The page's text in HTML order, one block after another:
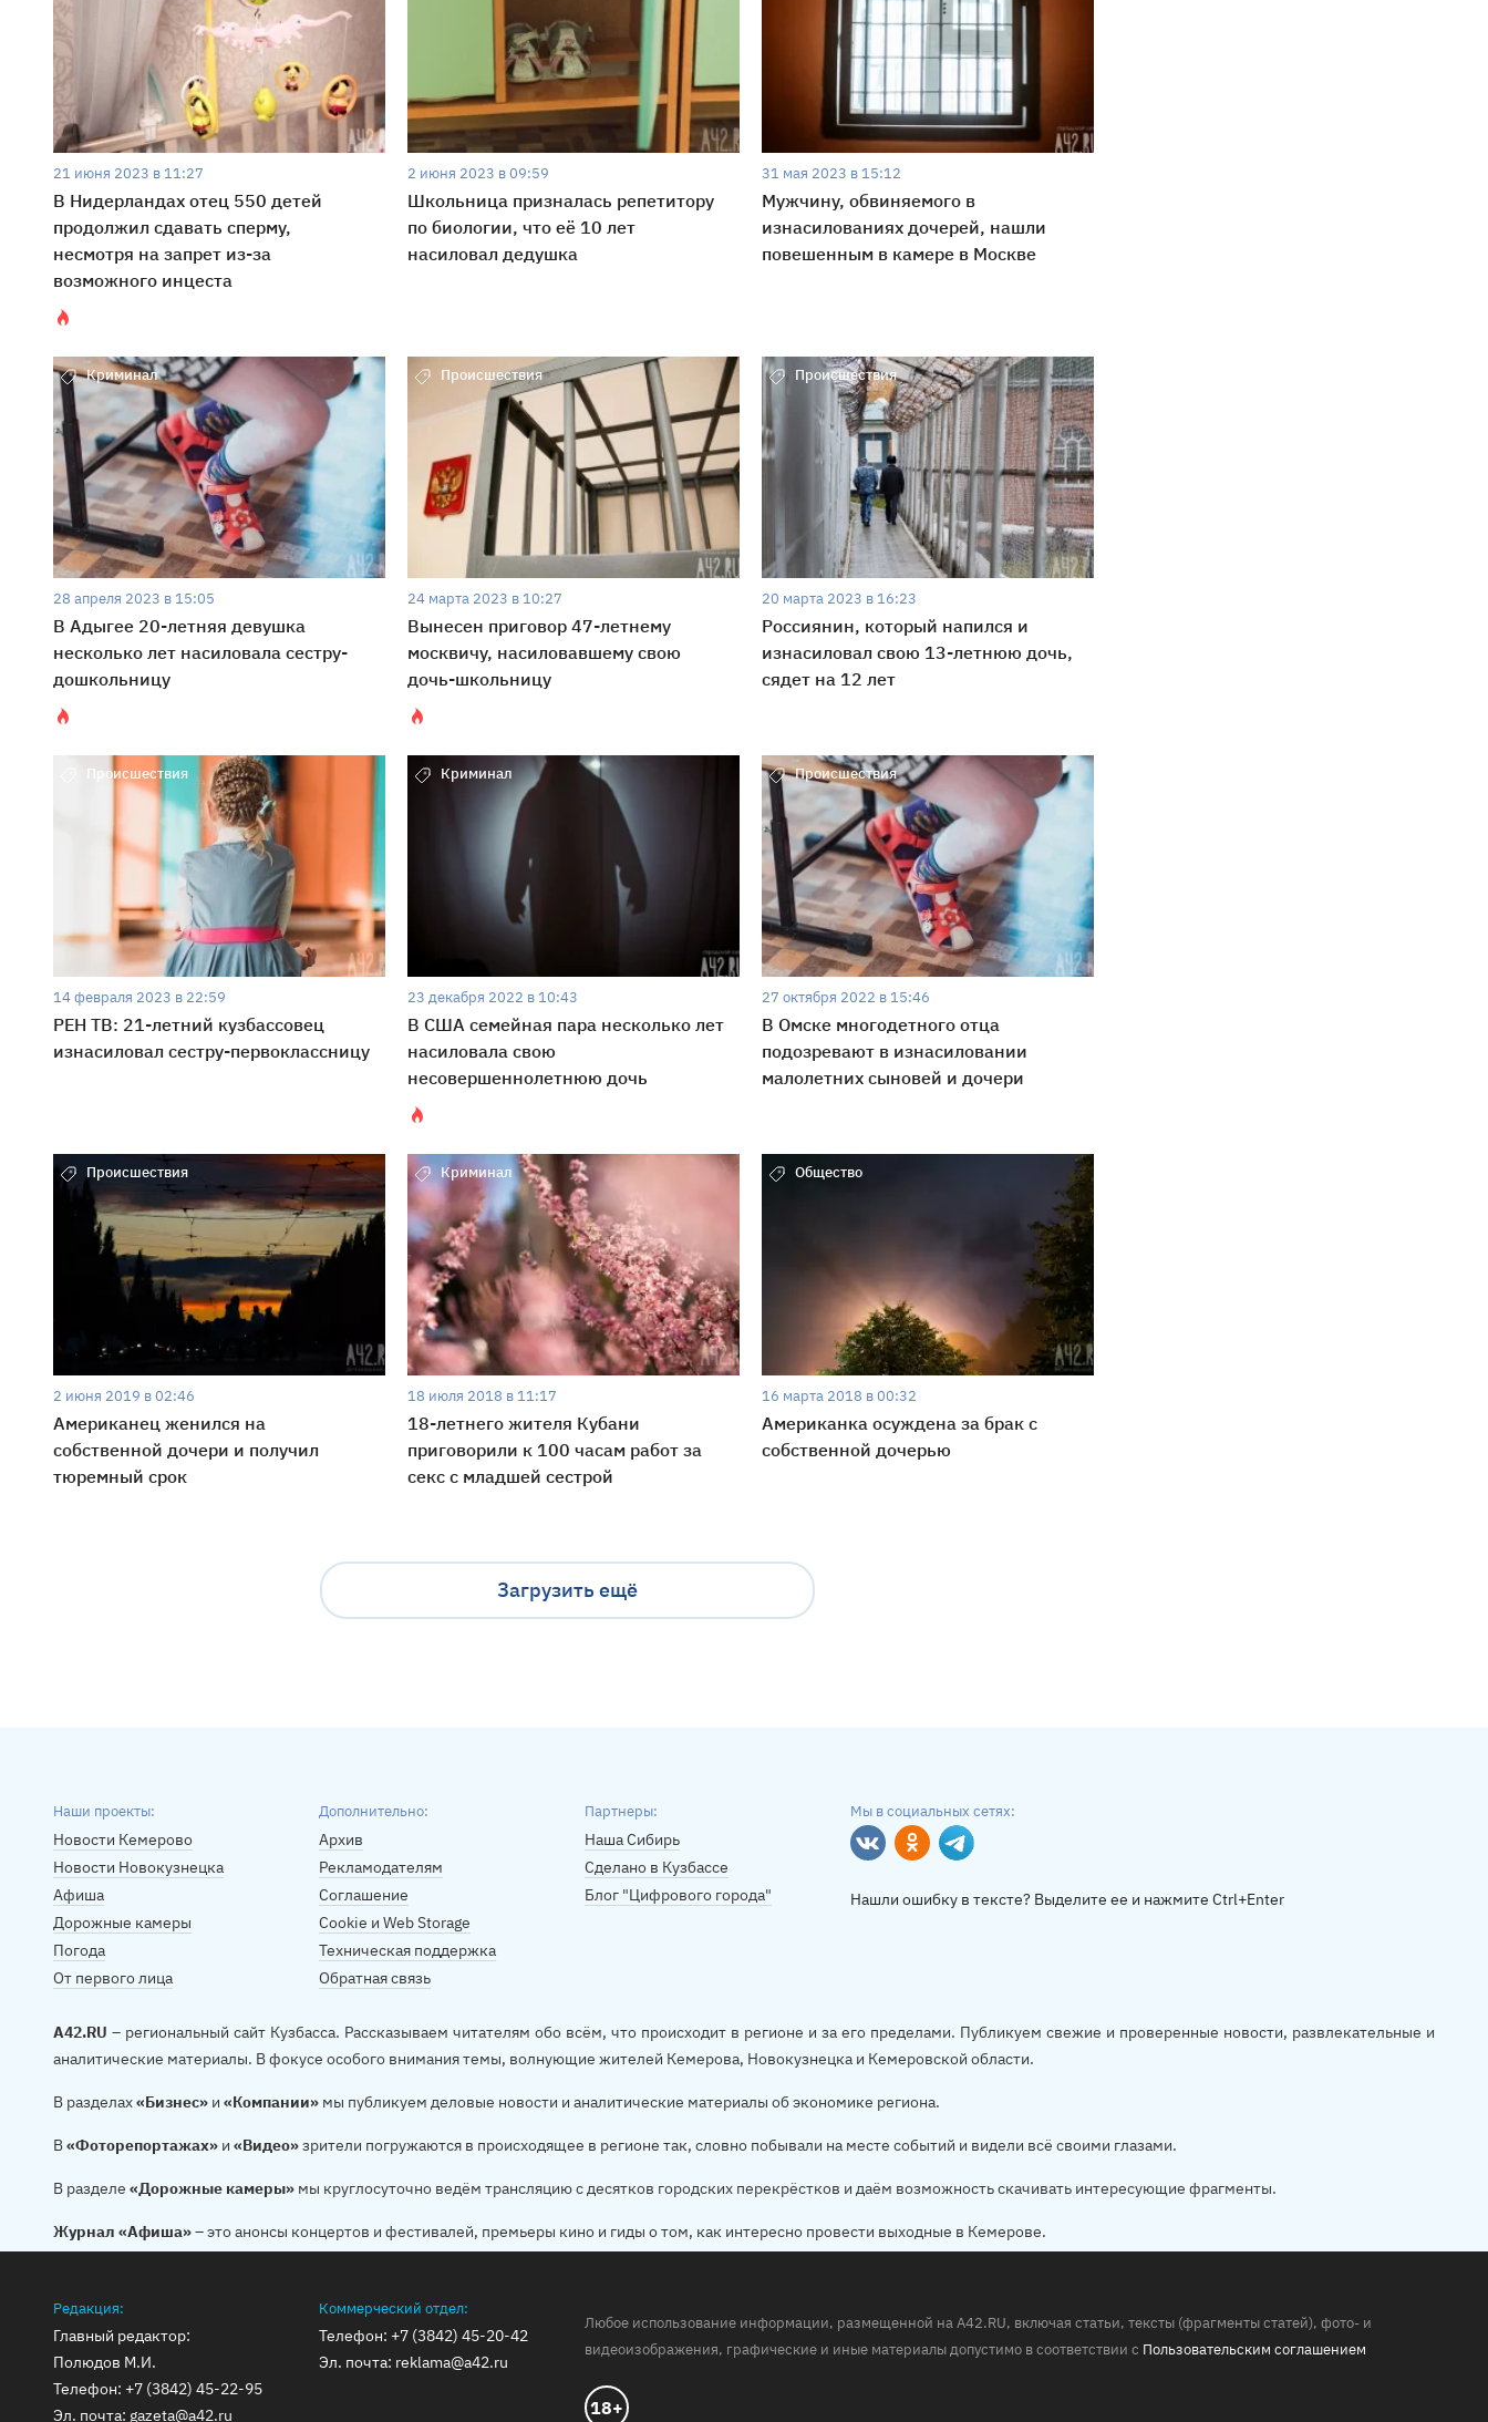
21 июня 2023 в 11:27
В Нидерландах отец 550 детей
продолжил сдавать сперму,
несмотря на запрет из-за
возможного инцеста
2 июня 2023 в 09:59
Школьница призналась репетитору
по биологии, что её 10 лет
насиловал дедушка
31 мая 2023 в 15:12
Мужчину, обвиняемого в
изнасилованиях дочерей, нашли
повешенным в камере в Москве
Криминал
28 апреля 2023 в 15:05
В Адыгее 20-летняя девушка
несколько лет насиловала сестру-
дошкольницу
Происшествия
24 марта 2023 в 10:27
Вынесен приговор 47-летнему
москвичу, насиловавшему свою
дочь-школьницу
Происшествия
20 марта 2023 в 16:23
Россиянин, который напился и
изнасиловал свою 13-летнюю дочь,
сядет на 12 лет
Происшествия
14 февраля 2023 в 22:59
РЕН ТВ: 21-летний кузбассовец
изнасиловал сестру-первоклассницу
Криминал
23 декабря 2022 в 10:43
В США семейная пара несколько лет
насиловала свою
несовершеннолетнюю дочь
Происшествия
27 октября 2022 в 15:46
В Омске многодетного отца
подозревают в изнасиловании
малолетних сыновей и дочери
Происшествия
2 июня 2019 в 02:46
Американец женился на
собственной дочери и получил
тюремный срок
Криминал
18 июля 2018 в 11:17
18-летнего жителя Кубани
приговорили к 100 часам работ за
секс с младшей сестрой
Общество
16 марта 2018 в 00:32
Американка осуждена за брак с
собственной дочерью
Загрузить ещё
Наши проекты:
Новости Кемерово
Новости Новокузнецка
Афиша
Дорожные камеры
Погода
От первого лица
Дополнительно:
Архив
Рекламодателям
Соглашение
Cookie и Web Storage
Техническая поддержка
Обратная связь
Партнеры:
Наша Сибирь
Сделано в Кузбассе
Блог "Цифрового города"
Мы в социальных сетях:
ВконтактеОдноклассники
Telegram
Нашли ошибку в тексте? Выделите ее и нажмите Ctrl+Enter
A42.RU – региональный сайт Кузбасса. Рассказываем читателям обо всём, что происходит в регионе и за его пределами. Публикуем свежие и проверенные новости, развлекательные и
аналитические материалы. В фокусе особого внимания темы, волнующие жителей Кемерова, Новокузнецка и Кемеровской области.
В разделах«Бизнес» и «Компании» мы публикуем деловые новости и аналитические материалы об экономике региона.
В«Фоторепортажах» и «Видео»зрители погружаются в происходящее в регионе так, словно побывали на месте событий и видели всё своими глазами.
В разделе «Дорожные камеры» мы круглосуточно ведём трансляцию с десятков городских перекрёстков и даём возможность скачивать интересующие фрагменты.
Журнал «Афиша»– это анонсы концертов и фестивалей, премьеры кино и гиды о том, как интересно провести выходные в Кемерове.
Редакция:
Главный редактор:
Полюдов М.И.
Телефон: +7 (3842) 45-22-95
Эл. почта: gazeta@a42.ru
Коммерческий отдел:
Телефон: +7 (3842) 45-20-42
Эл. почта: reklama@a42.ru
Любое использование информации, размещенной на A42.RU, включая статьи, тексты (фрагменты статей), фото- и
видеоизображения, графические и иные материалы допустимо в соответствии с Пользовательским соглашением
18+